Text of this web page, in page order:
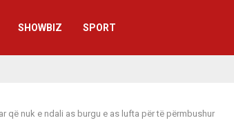
SHOWBIZ SPORT
që nuk e ndali as burgu e as lufta për të përmbushur